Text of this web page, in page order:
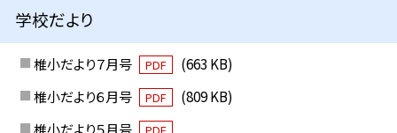
学校だより
椎小だより７月号 PDF
(663 KB)
椎小だより６月号
PDF
(809 KB)
椎小だより５月号
PDF